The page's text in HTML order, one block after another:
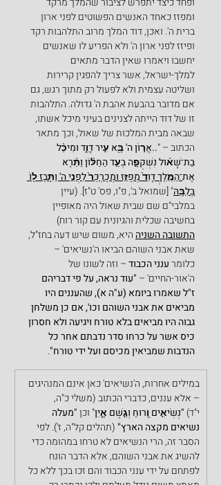
ומפזז כאחד האנשים הפשוטים לפני ארון
ברית ה'. ואכן, דוד המלך מרוב התלהבות רקד
ופיזז לפני ארון ה' ולא הפריע לו שאנשים
יחשבו ויאמרו שאין הדבר מתאים
למלך-ישראל, אשר צריך להפגין קרירות
ושליטה עצמית ולא לפעול רק מתוך רגש, גם
אם מדובר בהבעת אהבת ה' גדולה. התלהבות
זו של דוד הייתה לצנינים בעיני מיכל אשתו,
שבאה מבית המלכות של שאול, וכך מתאר
הכתוב – "..אֲר֣וֹן ה' בָּ֖א עִ֣יר דָּוִ֑ד וּמִיכַ֨ל
בַּת־שָׁא֜וּל נִשְׁקְפָ֣ה בְּעַ֣ד הַחַלּ֗וֹן וַתֵּ֨רֶא
אֶת־הַמֶּ֤לֶךְ דָּוִד֙ מְפַזֵּ֤ז וּמְכַרְכֵּר֙ לִפְנֵ֣י ה' וַתִּ֥בֶז ל֖וֹ
בְּלִבָּֽהּ" [שמואל ב', פ"ו, פס' ט"ז]. (עיין
במלבי"ם שם שבית שאול היה מאופיין
בחשיבה שכלית והגיונית עם קור רוח)
התשובה השניה היא, משום שיש דעה בחז"ל,
שאת אבני השוהם הביאו ה'נשיאים' –
כלומר ענני הכבוד – וזה לשונו של
ה'אור-החיים' – "עוד נראה, על פי דבריהם
ז"ל שאמרו ביומא (ע"ה א), שהעננים היו
מביאים את אבני השוהם וכו', אם כן משלחן
גבוה היו מביאים בלא טורח ויגיעה ולא חסרון
כיס אשר על כרחו סדר נדבתם אחר כל
הנדבות שמביאין מכיסם ועל ידי טורח".
במילים אחרות, ה'נשיאים' כאן אינם המנהיגים
– אלא עננים, כדברי הכתוב (משלי כ"ה,
י"ד) "נְשִׂיאִ֣ים וְ֭רוּחַ וְגֶ֣שֶׁם אָ֑יִן" וכן "מעלה
נשיאים מקצההארץ" (תהלים קל"ה, ז'). לפי
הסבר זה, הרי הנשיאים לא טרחו במהומה כדי
להשיג את אבני השוהם, אלא הדבר הונח
לפתחם על ידי ענני הכבוד והם זכו בכך ללא כל